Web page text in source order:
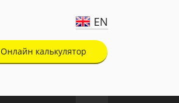
EN
Онлайн калькулятор